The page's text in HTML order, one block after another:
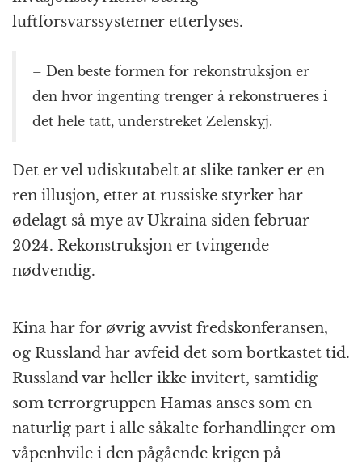
luftforsvarssystemer etterlyses.
– Den beste formen for rekonstruksjon er
den hvor ingenting trenger å rekonstrueres i
det hele tatt, understreket Zelenskyj.
Det er vel udiskutabelt at slike tanker er en
ren illusjon, etter at russiske styrker har
ødelagt så mye av Ukraina siden februar
2024. Rekonstruksjon er tvingende
nødvendig.
Kina har for øvrig avvist fredskonferansen,
og Russland har avfeid det som bortkastet tid.
Russland var heller ikke invitert, samtidig
som terrorgruppen Hamas anses som en
naturlig part i alle såkalte forhandlinger om
våpenhvile i den pågående krigen på